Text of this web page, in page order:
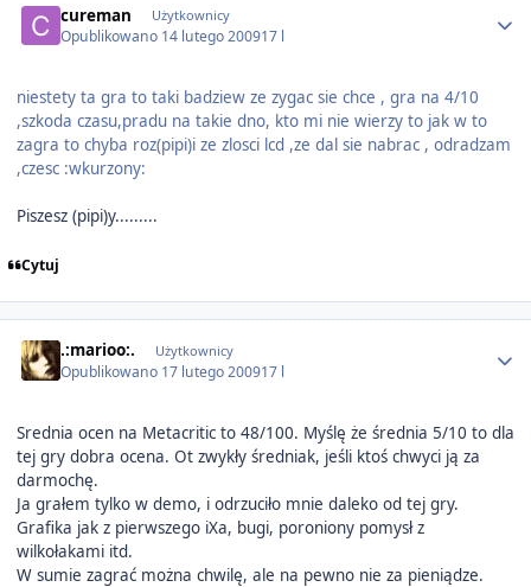
cureman Użytkownicy
Opublikowano 14 lutego 200917 l
niestety ta gra to taki badziew ze zygac sie chce , gra na 4/10
,szkoda czasu,pradu na takie dno, kto mi nie wierzy to jak w to
zagra to chyba roz(pipi)i ze zlosci lcd ,ze dal sie nabrac , odradzam
,czesc :wkurzony:
Piszesz (pipi)y.........
Cytuj
.:marioo:. Użytkownicy
Opublikowano 17 lutego 200917 l
Srednia ocen na Metacritic to 48/100. Myślę że średnia 5/10 to dla
tej gry dobra ocena. Ot zwykły średniak, jeśli ktoś chwyci ją za
darmochę.
Ja grałem tylko w demo, i odrzuciło mnie daleko od tej gry.
Grafika jak z pierwszego iXa, bugi, poroniony pomysł z
wilkołakami itd.
W sumie zagrać można chwilę, ale na pewno nie za pieniądze.